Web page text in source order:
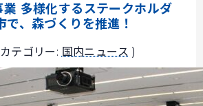
業 多様化するステークホルダ
で、森づくりを推進！
テゴリー: 国内ニュース )